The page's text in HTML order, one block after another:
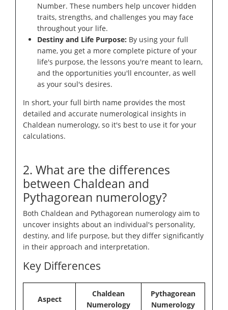
Number. These numbers help uncover hidden
traits, strengths, and challenges you may face
throughout your life.
Destiny and Life Purpose: By using your full
name, you get a more complete picture of your
life's purpose, the lessons you're meant to learn,
and the opportunities you'll encounter, as well
as your soul's desires.
In short, your full birth name provides the most
detailed and accurate numerological insights in
Chaldean numerology, so it's best to use it for your
calculations.
2. What are the differences
between Chaldean and
Pythagorean numerology?
Both Chaldean and Pythagorean numerology aim to
uncover insights about an individual's personality,
destiny, and life purpose, but they differ significantly
in their approach and interpretation.
Key Differences
Aspect
Chaldean
Numerology
Pythagorean
Numerology